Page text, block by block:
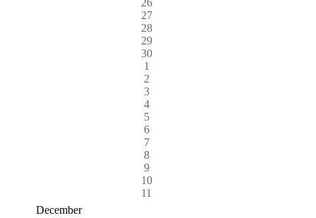
27
28
29
30
1
2
3
4
5
6
7
8
9
10
11
December